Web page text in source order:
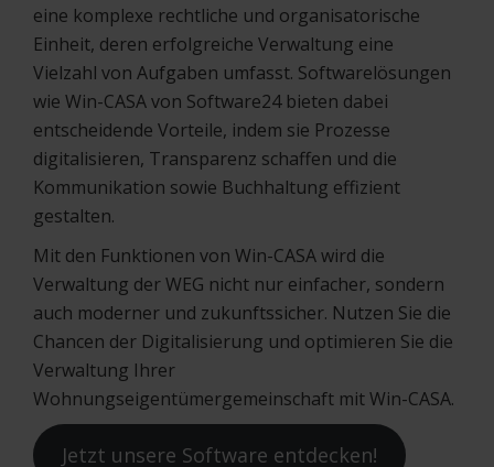
eine komplexe rechtliche und organisatorische
Einheit, deren erfolgreiche Verwaltung eine
Vielzahl von Aufgaben umfasst. Softwarelösungen
wie Win-CASA von Software24 bieten dabei
entscheidende Vorteile, indem sie Prozesse
digitalisieren, Transparenz schaffen und die
Kommunikation sowie Buchhaltung effizient
gestalten.
Mit den Funktionen von Win-CASA wird die
Verwaltung der WEG nicht nur einfacher, sondern
auch moderner und zukunftssicher. Nutzen Sie die
Chancen der Digitalisierung und optimieren Sie die
Verwaltung Ihrer
Wohnungseigentümergemeinschaft mit Win-CASA.
Jetzt unsere Software entdecken!